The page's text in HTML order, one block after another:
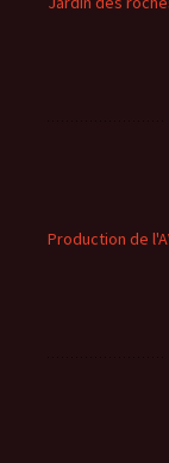
Production de